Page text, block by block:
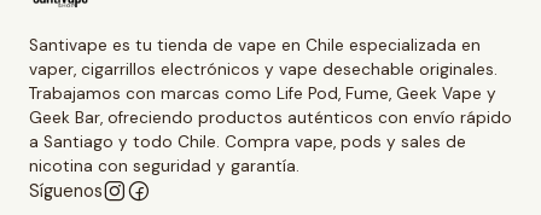
Santivape es tu tienda de vape en Chile especializada en
vaper, cigarrillos electrónicos y vape desechable originales.
Trabajamos con marcas como Life Pod, Fume, Geek Vape y
Geek Bar, ofreciendo productos auténticos con envío rápido
a Santiago y todo Chile. Compra vape, pods y sales de
nicotina con seguridad y garantía.
Síguenos